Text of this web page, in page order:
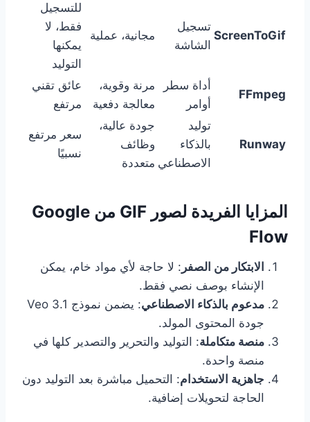
ScreenToGif
تسجيل
الشاشة
مجانية، عملية
للتسجيل
فقط، لا
يمكنها
التوليد
FFmpeg
أداة سطر
أوامر
مرنة وقوية،
معالجة دفعية
عائق تقني
مرتفع
Runway
توليد
بالذكاء
الاصطناعي
جودة عالية،
وظائف
متعددة
سعر مرتفع
نسبيًا
المزايا الفريدة لصور GIF من Google
Flow
الابتكار من الصفر : لا حاجة لأي مواد خام، يمكن
الإنشاء بوصف نصي فقط.
مدعوم بالذكاء الاصطناعي
: يضمن نموذج Veo 3.1
جودة المحتوى المولد.
منصة متكاملة: التوليد والتحرير والتصدير كلها في
منصة واحدة.
جاهزية الاستخدام: التحميل مباشرة بعد التوليد دون
الحاجة لتحويلات إضافية.